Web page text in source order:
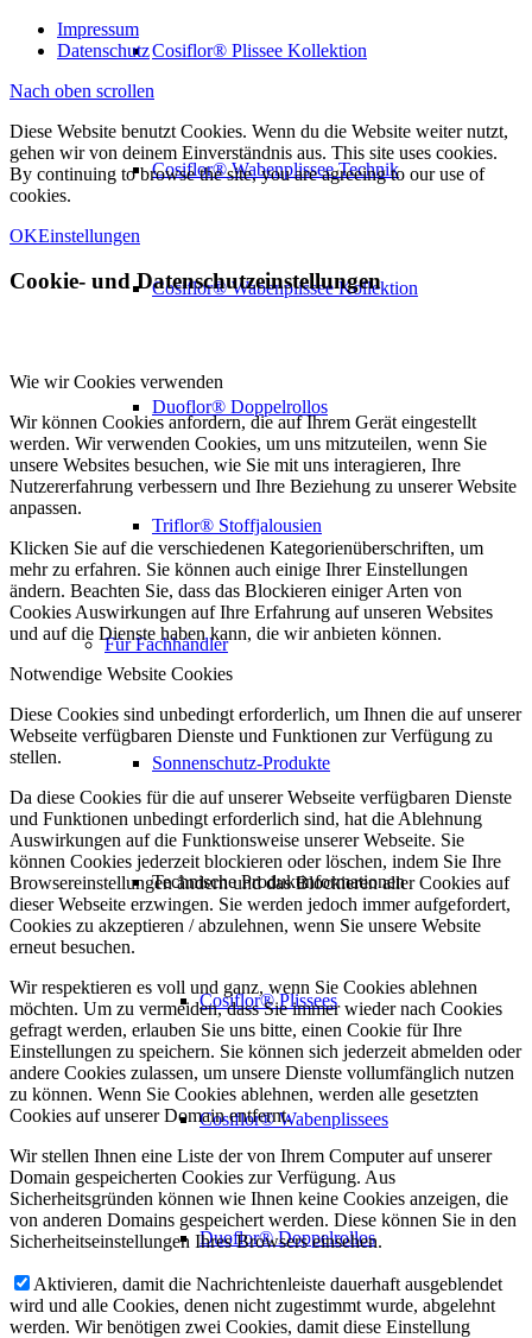
Cosiflor® Plissee Kollektion
Cosiflor® Wabenplissee Technik
Cosiflor® Wabenplissee Kollektion
Duoflor® Doppelrollos
Triflor® Stoffjalousien
Für Fachhändler
Sonnenschutz-Produkte
Technische Produktinformationen
Cosiflor® Plissees
Cosiflor® Wabenplissees
Duoflor® Doppelrollos
Impressum
Datenschutz
Nach oben scrollen
Diese Website benutzt Cookies. Wenn du die Website weiter nutzt,
gehen wir von deinem Einverständnis aus. This site uses cookies.
By continuing to browse the site, you are agreeing to our use of
cookies.
OKEinstellungen
Cookie- und Datenschutzeinstellungen
Wie wir Cookies verwenden
Wir können Cookies anfordern, die auf Ihrem Gerät eingestellt
werden. Wir verwenden Cookies, um uns mitzuteilen, wenn Sie
unsere Websites besuchen, wie Sie mit uns interagieren, Ihre
Nutzererfahrung verbessern und Ihre Beziehung zu unserer Website
anpassen.
Klicken Sie auf die verschiedenen Kategorienüberschriften, um
mehr zu erfahren. Sie können auch einige Ihrer Einstellungen
ändern. Beachten Sie, dass das Blockieren einiger Arten von
Cookies Auswirkungen auf Ihre Erfahrung auf unseren Websites
und auf die Dienste haben kann, die wir anbieten können.
Notwendige Website Cookies
Diese Cookies sind unbedingt erforderlich, um Ihnen die auf unserer
Webseite verfügbaren Dienste und Funktionen zur Verfügung zu
stellen.
Da diese Cookies für die auf unserer Webseite verfügbaren Dienste
und Funktionen unbedingt erforderlich sind, hat die Ablehnung
Auswirkungen auf die Funktionsweise unserer Webseite. Sie
können Cookies jederzeit blockieren oder löschen, indem Sie Ihre
Browsereinstellungen ändern und das Blockieren aller Cookies auf
dieser Webseite erzwingen. Sie werden jedoch immer aufgefordert,
Cookies zu akzeptieren / abzulehnen, wenn Sie unsere Website
erneut besuchen.
Wir respektieren es voll und ganz, wenn Sie Cookies ablehnen
möchten. Um zu vermeiden, dass Sie immer wieder nach Cookies
gefragt werden, erlauben Sie uns bitte, einen Cookie für Ihre
Einstellungen zu speichern. Sie können sich jederzeit abmelden oder
andere Cookies zulassen, um unsere Dienste vollumfänglich nutzen
zu können. Wenn Sie Cookies ablehnen, werden alle gesetzten
Cookies auf unserer Domain entfernt.
Wir stellen Ihnen eine Liste der von Ihrem Computer auf unserer
Domain gespeicherten Cookies zur Verfügung. Aus
Sicherheitsgründen können wie Ihnen keine Cookies anzeigen, die
von anderen Domains gespeichert werden. Diese können Sie in den
Sicherheitseinstellungen Ihres Browsers einsehen.
Aktivieren, damit die Nachrichtenleiste dauerhaft ausgeblendet
wird und alle Cookies, denen nicht zugestimmt wurde, abgelehnt
werden. Wir benötigen zwei Cookies, damit diese Einstellung